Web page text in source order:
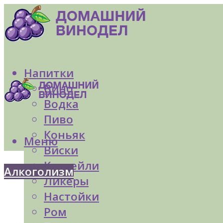
Напитки
Вино
Водка
Пиво
Коньяк
Виски
Коктейли
Ликеры
Настойки
Ром
Меню
Алкоголизм